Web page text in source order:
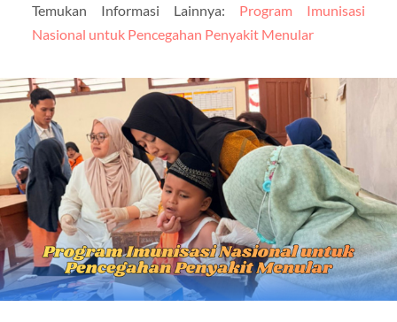
Temukan Informasi Lainnya: Program Imunisasi
Nasional untuk Pencegahan Penyakit Menular